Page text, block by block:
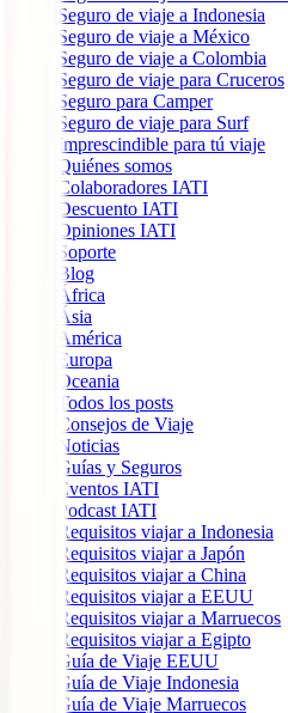
Seguro de viaje a Indonesia
Seguro de viaje a México
Seguro de viaje a Colombia
Seguro de viaje para Cruceros
Seguro para Camper
Seguro de viaje para Surf
Imprescindible para tú viaje
Quiénes somos
Colaboradores IATI
Descuento IATI
Opiniones IATI
Soporte
Blog
África
Ásia
América
Europa
Oceania
Todos los posts
Consejos de Viaje
Noticias
Guías y Seguros
Eventos IATI
Podcast IATI
Requisitos viajar a Indonesia
Requisitos viajar a Japón
Requisitos viajar a China
Requisitos viajar a EEUU
Requisitos viajar a Marruecos
Requisitos viajar a Egipto
Guía de Viaje EEUU
Guía de Viaje Indonesia
Guía de Viaje Marruecos